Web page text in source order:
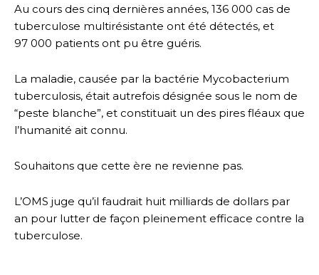
Au cours des cinq dernières années, 136 000 cas de
tuberculose multirésistante ont été détectés, et
97 000 patients ont pu être guéris.
La maladie, causée par la bactérie Mycobacterium
tuberculosis, était autrefois désignée sous le nom de
“peste blanche”, et constituait un des pires fléaux que
l’humanité ait connu.
Souhaitons que cette ère ne revienne pas.
L’OMS juge qu’il faudrait huit milliards de dollars par
an pour lutter de façon pleinement efficace contre la
tuberculose.